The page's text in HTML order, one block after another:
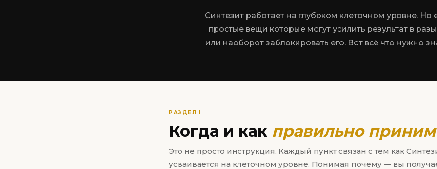
Синтезит работает на глубоком клеточном уровне. Но
простые вещи которые могут усилить результат в
или наоборот заблокировать его. Вот всё что нужно
РАЗДЕЛ 1
Когда и как правильно
Это не просто инструкция. Каждый пункт связан с тем как
усваивается на клеточном уровне. Понимая почему — вы